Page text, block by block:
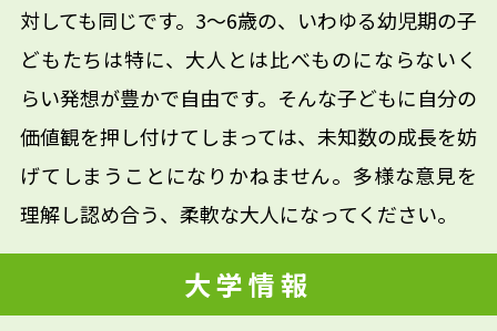
対しても同じです。3～6歳の、いわゆる幼児期の子
どもたちは特に、大人とは比べものにならないく
らい発想が豊かで自由です。そんな子どもに自分の
価値観を押し付けてしまっては、未知数の成長を妨
げてしまうことになりかねません。多様な意見を
理解し認め合う、柔軟な大人になってください。
大学情報